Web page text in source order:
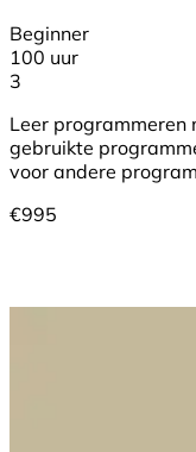
Beginner
100 uur
3
Leer programmeren
gebruikte
voor andere
€995